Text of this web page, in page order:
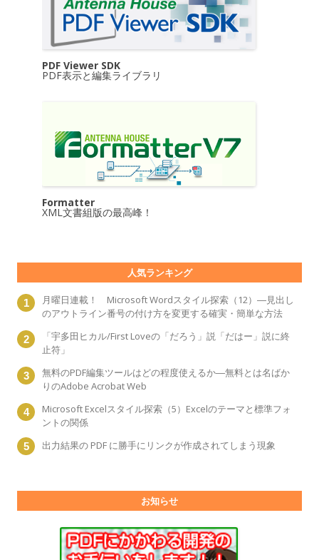
PDF Viewer SDK
PDF表示と編集ライブラリ
Formatter
XML文書組版の最高峰！
人気ランキング
月曜日連載！ Microsoft Wordスタイル探索（12）―見出し
のアウトライン番号の付け方を変更する確実・簡単な方法
「宇多田ヒカル/First Loveの「だろう」説「だはー」説に終
止符」
無料のPDF編集ツールはどの程度使えるか―無料とは名ばか
りのAdobe Acrobat Web
Microsoft Excelスタイル探索（5）Excelのテーマと標準フォ
ントの関係
出力結果の PDF に勝手にリンクが作成されてしまう現象
お知らせ